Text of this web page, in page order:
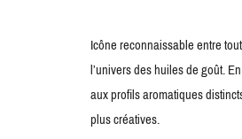
Icône reconnaissable entre
l’univers des huiles de goût.
aux profils aromatiques
plus créatives.